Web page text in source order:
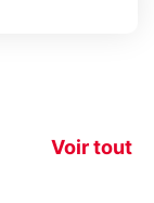
Voir tout